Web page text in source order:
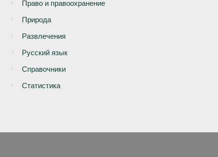
Право и правоохранение
Природа
Развлечения
Русский язык
Справочники
Статистика